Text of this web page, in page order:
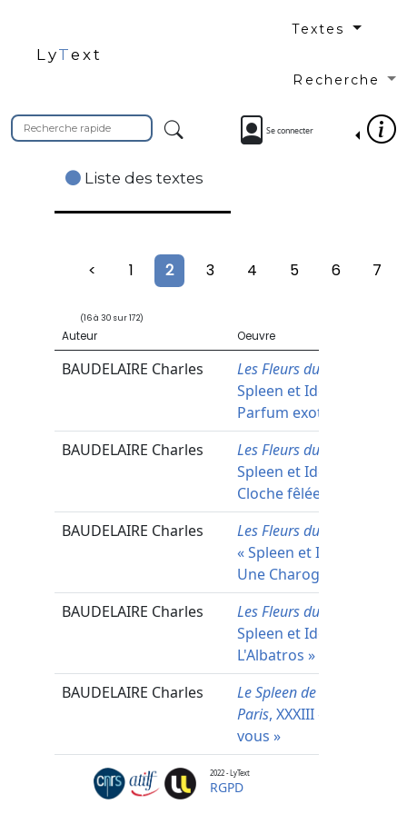
LyText
Textes
Recherche
Se connecter
Liste des textes
< 1 2 3 4 5 6 7
(16 à 30 sur 172)
Auteur Oeuvre
BAUDELAIRE Charles Les Fleurs du mal
Spleen et Idéal » «
Parfum exotique »
BAUDELAIRE Charles Les Fleurs du mal
Spleen et Idéal » « La
Cloche fêlée »
BAUDELAIRE Charles Les Fleurs du Mal
« Spleen et Idéal » «
Une Charogne »
BAUDELAIRE Charles Les Fleurs du mal
Spleen et Idéal » «
L'Albatros »
BAUDELAIRE Charles
Le Spleen de
Paris, XXXIII « Enivrez-
vous »
BAUDELAIRECharles
Le Spleen de Paris (Petits
poèmes en prose)
2022 - LyText
RGPD